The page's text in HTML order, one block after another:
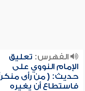
الفهرس: تعليق
الإمام النووي على
حديث: ( من رأى
فاستطاع أن يغيره